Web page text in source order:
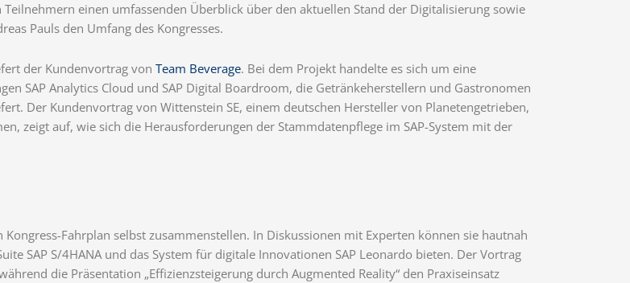
einen umfassenden Überblick über den aktuellen Stand der Digitalisierung sowie
Pauls den Umfang des Kongresses.
der Kundenvortrag von Team Beverage. Bei dem Projekt handelte es sich um eine
SAP Analytics Cloud und SAP Digital Boardroom, die Getränkeherstellern und Gastronomen
Der Kundenvortrag von Wittenstein SE, einem deutschen Hersteller von Planetengetrieben,
zeigt auf, wie sich die Herausforderungen der Stammdatenpflege im SAP-System mit der
Fahrplan selbst zusammenstellen. In Diskussionen mit Experten können sie hautnah
SAP S/4HANA und das System für digitale Innovationen SAP Leonardo bieten. Der Vortrag
die Präsentation „Effizienzsteigerung durch Augmented Reality“ den Praxiseinsatz